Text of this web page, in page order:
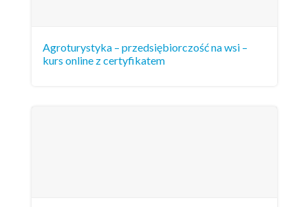
Agroturystyka – przedsiębiorczość na wsi –
kurs online z certyfikatem